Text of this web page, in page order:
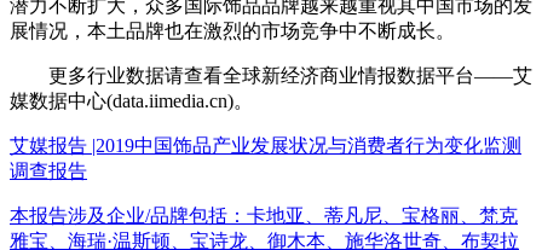
潜力不断扩大，众多国际饰品品牌越来越重视其中国市场的发
展情况，本土品牌也在激烈的市场竞争中不断成长。
更多行业数据请查看全球新经济商业情报数据平台——艾
媒数据中心(data.iimedia.cn)。
艾媒报告 |2019中国饰品产业发展状况与消费者行为变化监测
调查报告
本报告涉及企业/品牌包括：卡地亚、蒂凡尼、宝格丽、梵克
雅宝、海瑞·温斯顿、宝诗龙、御木本、施华洛世奇、布契拉